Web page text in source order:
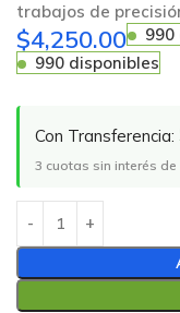
trabajos de
$4,250.00
990
990 disponibles
Con Transferencia:
3 cuotas sin interés de